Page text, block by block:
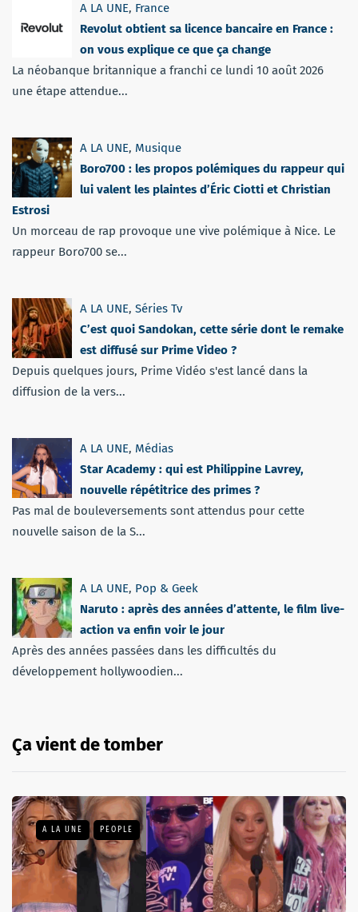
A LA UNE, France
Revolut obtient sa licence bancaire en France :
on vous explique ce que ça change
La néobanque britannique a franchi ce lundi 10 août 2026
une étape attendue...
A LA UNE, Musique
Boro700 : les propos polémiques du rappeur qui
lui valent les plaintes d’Éric Ciotti et Christian
Estrosi
Un morceau de rap provoque une vive polémique à Nice. Le
rappeur Boro700 se...
A LA UNE, Séries Tv
C’est quoi Sandokan, cette série dont le remake
est diffusé sur Prime Video ?
Depuis quelques jours, Prime Vidéo s'est lancé dans la
diffusion de la vers...
A LA UNE, Médias
Star Academy : qui est Philippine Lavrey,
nouvelle répétitrice des primes ?
Pas mal de bouleversements sont attendus pour cette
nouvelle saison de la S...
A LA UNE, Pop & Geek
Naruto : après des années d’attente, le film live-
action va enfin voir le jour
Après des années passées dans les difficultés du
développement hollywoodien...
Ça vient de tomber
A LA UNE PEOPLE